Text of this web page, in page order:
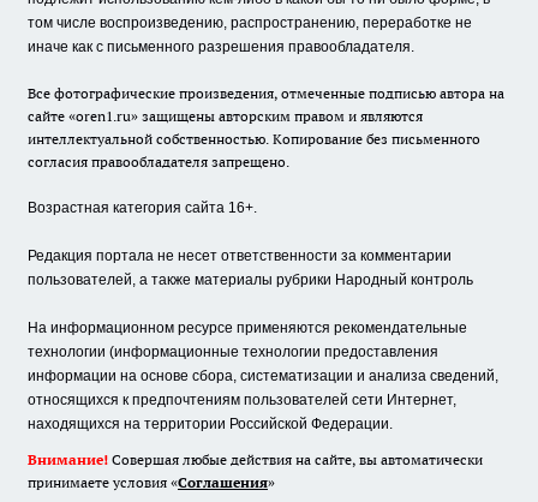
том числе воспроизведению, распространению, переработке не
иначе как с письменного разрешения правообладателя.
Все фотографические произведения, отмеченные подписью автора на
сайте «oren1.ru» защищены авторским правом и являются
интеллектуальной собственностью. Копирование без письменного
согласия правообладателя запрещено.
Возрастная категория сайта 16+.
Редакция портала не несет ответственности за комментарии
пользователей, а также материалы рубрики Народный контроль
На информационном ресурсе применяются рекомендательные
технологии (информационные технологии предоставления
информации на основе сбора, систематизации и анализа сведений,
относящихся к предпочтениям пользователей сети Интернет,
находящихся на территории Российской Федерации.
Внимание! Совершая любые действия на сайте, вы автоматически
принимаете условия «Cоглашения»